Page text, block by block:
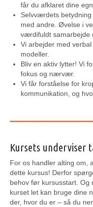
får du afklaret dine
Selvværdets
med andre. Øvelse i
værdifuldt samarbejde
Vi arbejder med verbal
modeller.
Bliv en aktiv lytter! Vi
fokus og nærvær.
Vi får forståelse for
kommunikation, og
Kursets underviser
For os handler alting om,
dette kursus! Derfor
behov før kursusstart. Og
kurset let kan bruge dine
der, hvor du er – så du